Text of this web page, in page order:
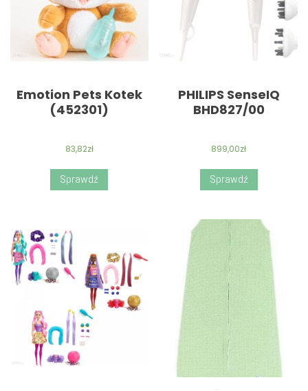
Emotion Pets Kotek
(452301)
83,82zł
Sprawdź
PHILIPS SenseIQ
BHD827/00
899,00zł
Sprawdź